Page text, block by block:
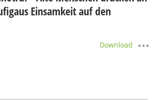
Einsamkeit auf den
Download